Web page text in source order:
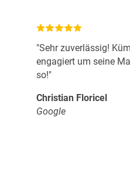
"Sehr zuverlässig!
engagiert um seine
so!"
Christian Floricel
Google